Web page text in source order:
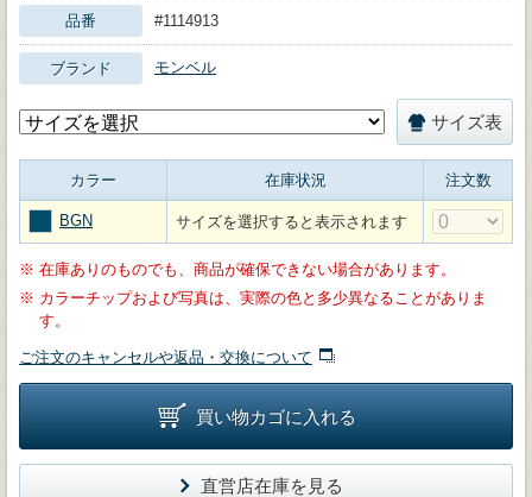
品番 #1114913
ブランド モンベル
サイズ表
カラー 在庫状況 注文数
BGN サイズを選択すると表示されます
※ 在庫ありのものでも、商品が確保できない場合があります。
※ カラーチップおよび写真は、実際の色と多少異なることがありま
す。
ご注文のキャンセルや返品・交換について
買い物カゴに入れる
直営店在庫を見る